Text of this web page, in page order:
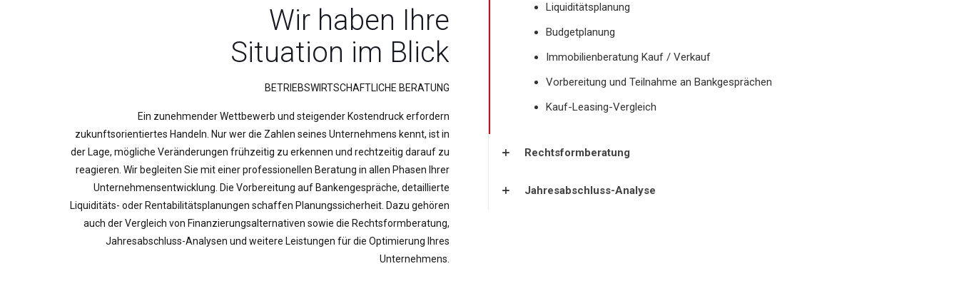
Wir haben Ihre
Situation im Blick
BETRIEBSWIRTSCHAFTLICHE BERATUNG
Ein zunehmender Wettbewerb und steigender Kostendruck erfordern
zukunftsorientiertes Handeln. Nur wer die Zahlen seines Unternehmens kennt, ist in
der Lage, mögliche Veränderungen frühzeitig zu erkennen und rechtzeitig darauf zu
reagieren. Wir begleiten Sie mit einer professionellen Beratung in allen Phasen Ihrer
Unternehmensentwicklung. Die Vorbereitung auf Bankengespräche, detaillierte
Liquiditäts- oder Rentabilitätsplanungen schaffen Planungssicherheit. Dazu gehören
auch der Vergleich von Finanzierungsalternativen sowie die Rechtsformberatung,
Jahresabschluss-Analysen und weitere Leistungen für die Optimierung Ihres
Unternehmens.
Liquiditätsplanung
Budgetplanung
Immobilienberatung Kauf / Verkauf
Vorbereitung und Teilnahme an Bankgesprächen
Kauf-Leasing-Vergleich
Rechtsformberatung
Jahresabschluss-Analyse